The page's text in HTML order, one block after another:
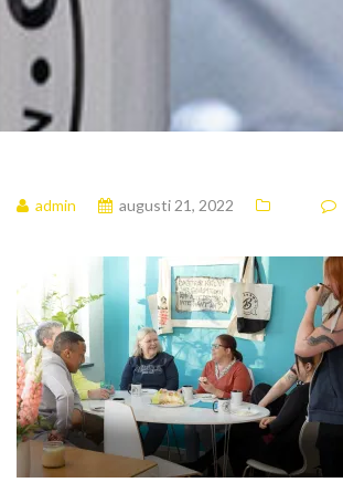
admin augusti 21, 2022